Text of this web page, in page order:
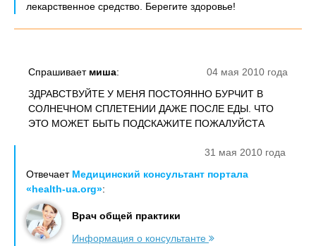
лекарственное средство. Берегите здоровье!
04 мая 2010 года
Спрашивает миша:
ЗДРАВСТВУЙТЕ У МЕНЯ ПОСТОЯННО БУРЧИТ В
СОЛНЕЧНОМ СПЛЕТЕНИИ ДАЖЕ ПОСЛЕ ЕДЫ. ЧТО
ЭТО МОЖЕТ БЫТЬ ПОДСКАЖИТЕ ПОЖАЛУЙСТА
31 мая 2010 года
Отвечает Медицинский консультант портала
«health-ua.org»:
Врач общей практики
Информация о консультанте